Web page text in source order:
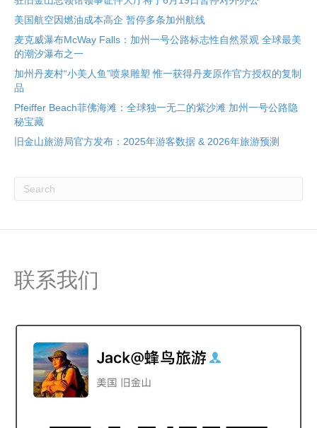
美国航空因燃油成本高企 暂停多条加州航线
麦克威瀑布McWay Falls：加州一号公路标志性自然景观 全球最美
的潮汐瀑布之一
加州丹麦村“小美人鱼”喷泉雕塑 惟一获得丹麦原作官方授权的复制
品
Pfeiffer Beach菲佛海滩：全球独一无二的紫沙滩 加州一号公路隐
秘宝藏
旧金山旅游局官方发布：2025年游客数据 & 2026年旅游预测
联系我们